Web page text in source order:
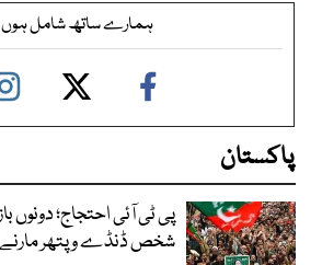
ہمارے ساتھ شامل ہوں
پاکستان
پی ٹی آئی احتجاج؛ دونوں
شخص ڈنڈے و پتھر مارنے